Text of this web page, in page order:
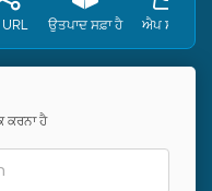
ਉਤਪਾਦ ਸਫ਼ਾ ਹੈ ਐਪ ਸਟੋਰ
ਕਰਨਾ ਹੈ